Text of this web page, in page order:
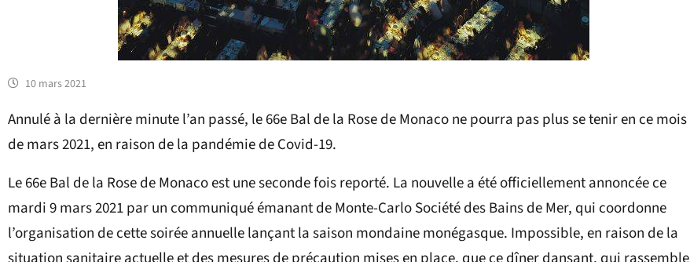
10 mars 2021
Annulé à la dernière minute l’an passé, le 66e Bal de la Rose de Monaco ne pourra pas plus se tenir en ce mois
de mars 2021, en raison de la pandémie de Covid-19.
Le 66e Bal de la Rose de Monaco est une seconde fois reporté. La nouvelle a été officiellement annoncée ce
mardi 9 mars 2021 par un communiqué émanant de Monte-Carlo Société des Bains de Mer, qui coordonne
l’organisation de cette soirée annuelle lançant la saison mondaine monégasque. Impossible, en raison de la